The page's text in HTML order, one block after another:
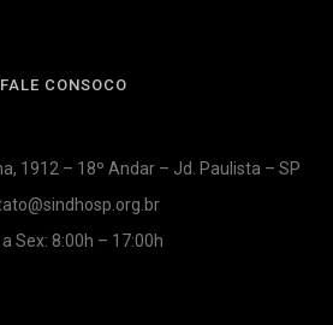
FALE CONSOCO
1912 – 18º Andar – Jd. Paulista – SP
Sex: 8:00h – 17:00h